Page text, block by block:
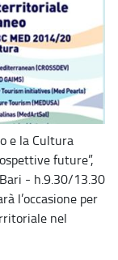
e la Cultura
future”,
- h.9.30/13.30
l’occasione per
nel